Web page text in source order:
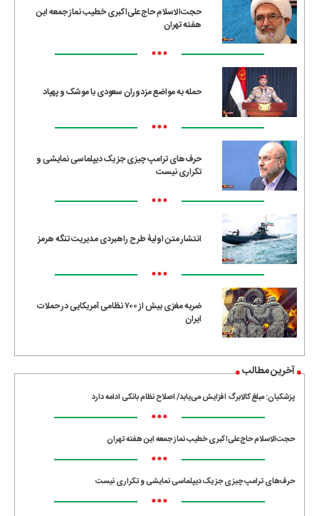
حجت‌الاسلام حاج‌علی‌اکبری خطیب نماز جمعه این
هفته تهران
•••
حمله به مواضع مزدوران سعودی با موشک و پهپاد
•••
حرف‌های ترامپ چیزی جز یک دیپلماسی نمایشی و
تکراری نیست
•••
انتشار متن اولیۀ طرح راهبردی مدیریت تنگه هرمز
•••
ضربه مغزی بیش از ۷۰۰ نظامی آمریکایی در حملات
ایران
آخرین مطالب
پزشکیان: مبلغ کالابرگ افزایش می‌یابد/ اصلاح نظام بانکی ادامه دارد
•••
حجت‌الاسلام حاج‌علی‌اکبری خطیب نماز جمعه این هفته تهران
•••
حرف‌های ترامپ چیزی جز یک دیپلماسی نمایشی و تکراری نیست
•••